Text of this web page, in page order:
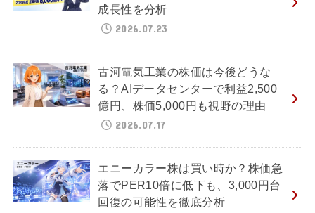
成長性を分析
2026.07.23
古河電気工業の株価は今後どうな
る？AIデータセンターで利益2,500
億円、株価5,000円も視野の理由
2026.07.17
エニーカラー株は買い時か？株価急
落でPER10倍に低下も、3,000円台
回復の可能性を徹底分析